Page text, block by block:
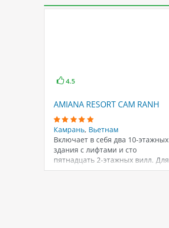
4.5
AMIANA RESORT CAM RANH
Камрань, Вьетнам
Включает в себя два 10-этажных
здания с лифтами и сто
пятнадцать 2-этажных вилл. Для
гостей…